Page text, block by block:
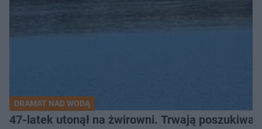
DRAMAT NAD WODĄ
47-latek utonął na żwirowni. Trwają